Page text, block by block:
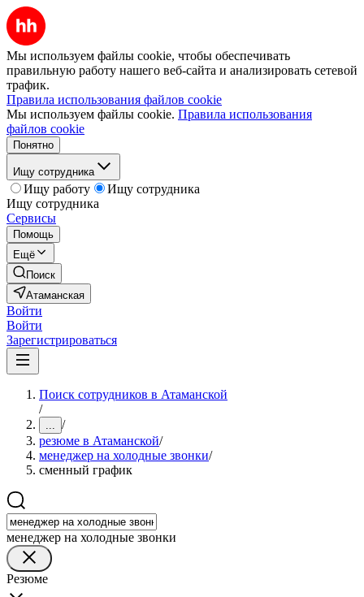
Мы используем файлы cookie, чтобы обеспечивать
правильную работу нашего веб-сайта и анализировать сетевой
трафик.
Правила использования файлов cookie
Мы используем файлы cookie. Правила использования
файлов cookie
Понятно
Ищу сотрудника
Ищу работу
Ищу сотрудника
Ищу сотрудника
Сервисы
Помощь
Ещё
Поиск
Атаманская
Войти
Войти
Зарегистрироваться
Поиск сотрудников в Атаманской
/
... /
резюме в Атаманской/
менеджер на холодные звонки/
сменный график
менеджер на холодные звонки
Резюме